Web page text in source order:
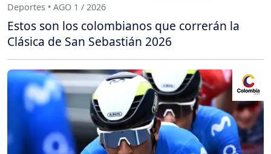
Deportes • AGO 1 / 2026
Estos son los colombianos que correrán la
Clásica de San Sebastián 2026